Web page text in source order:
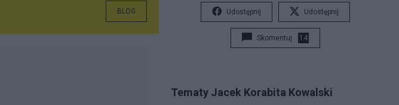
BLOG Udostępnij Udostępnij
Skomentuj 14
Tematy Jacek Korabita Kowalski